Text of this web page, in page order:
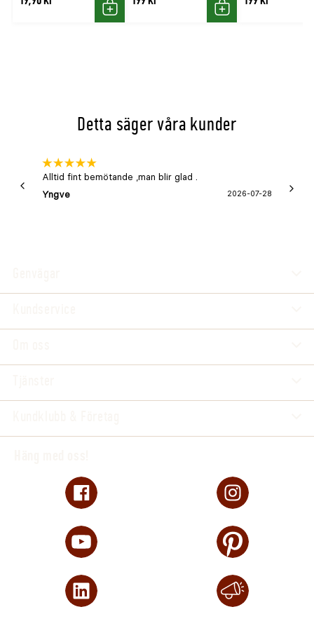
Köp Köp
Detta säger våra kunder
Alltid fint bemötande ,man blir glad .
Yngve
2026-07-28